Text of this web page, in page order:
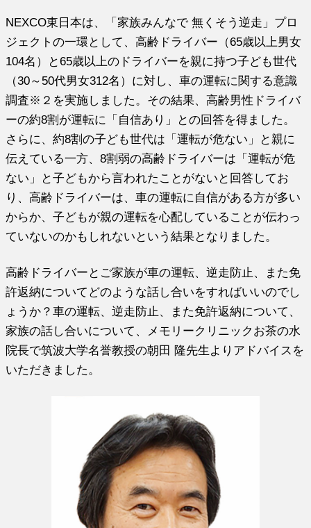
NEXCO東日本は、「家族みんなで 無くそう逆走」プロ
ジェクトの一環として、高齢ドライバー（65歳以上男女
104名）と65歳以上のドライバーを親に持つ子ども世代
（30～50代男女312名）に対し、車の運転に関する意識
調査※２を実施しました。その結果、高齢男性ドライバ
ーの約8割が運転に「自信あり」との回答を得ました。
さらに、約8割の子ども世代は「運転が危ない」と親に
伝えている一方、8割弱の高齢ドライバーは「運転が危
ない」と子どもから言われたことがないと回答してお
り、高齢ドライバーは、車の運転に自信がある方が多い
からか、子どもが親の運転を心配していることが伝わっ
ていないのかもしれないという結果となりました。
高齢ドライバーとご家族が車の運転、逆走防止、また免
許返納についてどのような話し合いをすればいいのでし
ょうか？車の運転、逆走防止、また免許返納について、
家族の話し合いについて、メモリークリニックお茶の水
院長で筑波大学名誉教授の朝田 隆先生よりアドバイスを
いただきました。